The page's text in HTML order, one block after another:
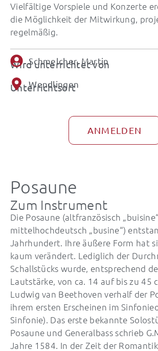
Vielfältige Vorspiele und Konzerte
die Möglichkeit der Mitwirkung,
regelmäßig.
Wird unterrichtet von
Schmelcher, Martin
Unterrichtsort
Wendlingen
ANMELDEN
Posaune
Zum Instrument
Die Posaune (altfranzösisch
mittelhochdeutsch „busine“)
Jahrhundert. Ihre äußere Form hat
kaum verändert. Lediglich der
Schallstücks wurde, entsprechend
Lautstärke, von ca. 14 auf bis zu 45
Ludwig van Beethoven verhalf der
ihrem ersten Erscheinen im
Sinfonie). Das erste bekannte
Posaune und Generalbass schrieb
Jahre 1584. In der Zeit der